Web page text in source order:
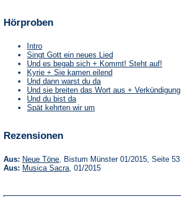
Hörproben
Intro
Singt Gott ein neues Lied
Und es begab sich + Kommt! Steht auf!
Kyrie + Sie kamen eilend
Und dann warst du da
Und sie breiten das Wort aus + Verkündigung
Und du bist da
Spät kehrten wir um
Rezensionen
Aus: Neue Töne(Öffnet
in
, Bistum Münster 01/2015, Seite 53
Aus: Musica Sacra(Öffnet
, 01/2015